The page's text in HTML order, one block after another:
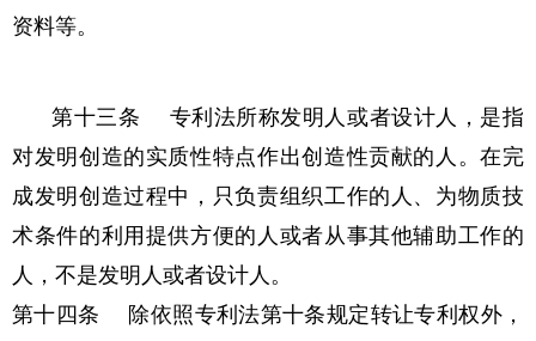
资料等。
第十三条 专利法所称发明人或者设计人，是指
对发明创造的实质性特点作出创造性贡献的人。在完
成发明创造过程中，只负责组织工作的人、为物质技
术条件的利用提供方便的人或者从事其他辅助工作的
人，不是发明人或者设计人。
第十四条 除依照专利法第十条规定转让专利权外，